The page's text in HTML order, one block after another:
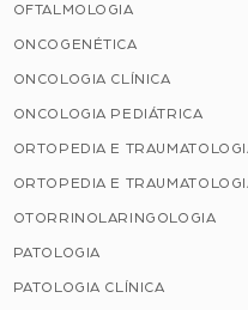
OFTALMOLOGIA
ONCOGENÉTICA
ONCOLOGIA CLÍNICA
ONCOLOGIA PEDIÁTRICA
ORTOPEDIA E
ORTOPEDIA E
OTORRINOLARINGOLOGIA
PATOLOGIA
PATOLOGIA CLÍNICA